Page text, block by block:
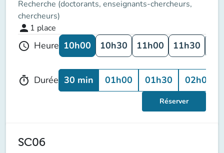
Recherche (doctorants, enseignants-chercheurs,
chercheurs)
person 1 place
schedule Heure 10h00 10h30 11h00 11h30
timer Durée 30 min 01h00 01h30 02h00
Réserver
SC06